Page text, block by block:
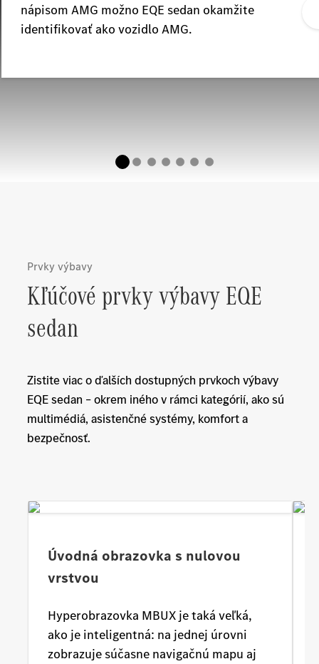
nápisom AMG možno EQE sedan okamžite
identifikovať ako vozidlo AMG.
Prvky výbavy
Kľúčové prvky výbavy EQE
sedan
Zistite viac o ďalších dostupných prvkoch výbavy
EQE sedan – okrem iného v rámci kategórií, ako sú
multimédiá, asistenčné systémy, komfort a
bezpečnosť.
Úvodná obrazovka s nulovou
vrstvou
Hyperobrazovka MBUX je taká veľká,
ako je inteligentná: na jednej úrovni
zobrazuje súčasne navigačnú mapu aj